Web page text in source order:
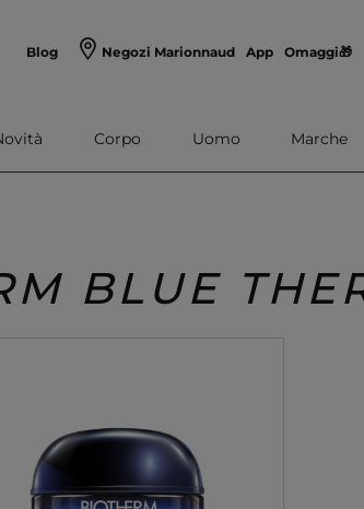
Blog Negozi Marionnaud App Omaggi🎁
Corpo Uomo Marche
BLUE